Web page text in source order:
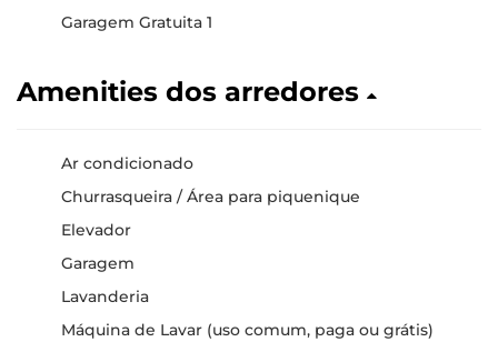
Garagem Gratuita 1
Amenities dos arredores
Ar condicionado
Churrasqueira / Área para piquenique
Elevador
Garagem
Lavanderia
Máquina de Lavar (uso comum, paga ou grátis)